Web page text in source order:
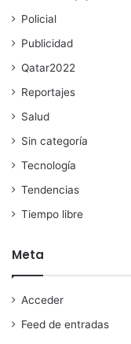
Policial
Publicidad
Qatar2022
Reportajes
Salud
Sin categoría
Tecnología
Tendencias
Tiempo libre
Meta
Acceder
Feed de entradas